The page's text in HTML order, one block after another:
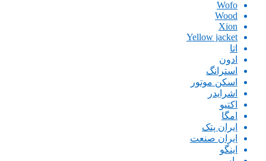
Wofo
Wood
Xion
Yellow jacket
اتا
ادون
استرانگ
اسکن موتور
اشرایدر
اکتیو
امگا
ایران پتک
ایران صنعت
اینگو